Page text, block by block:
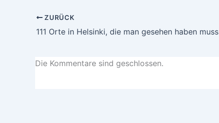
ZURÜCK
111 Orte in Helsinki, die man gesehen haben muss
Die Kommentare sind geschlossen.